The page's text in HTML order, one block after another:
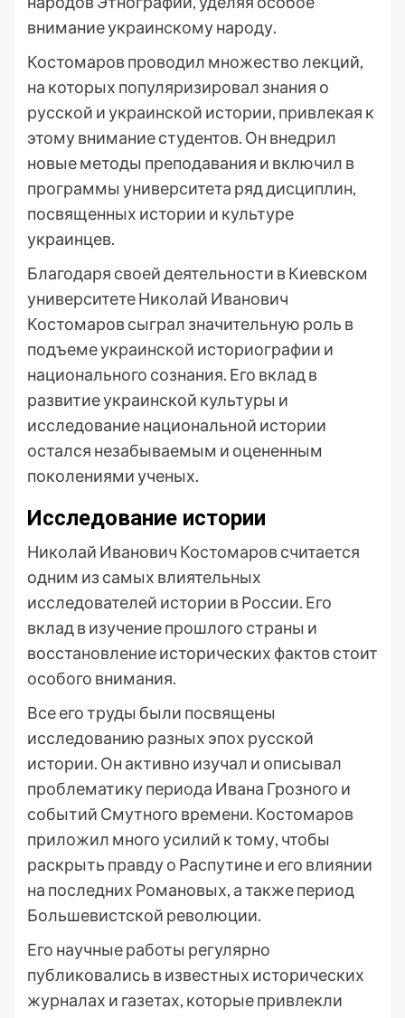
внимание украинскому народу.
Костомаров проводил множество лекций,
на которых популяризировал знания о
русской и украинской истории, привлекая к
этому внимание студентов. Он внедрил
новые методы преподавания и включил в
программы университета ряд дисциплин,
посвященных истории и культуре
украинцев.
Благодаря своей деятельности в Киевском
университете Николай Иванович
Костомаров сыграл значительную роль в
подъеме украинской историографии и
национального сознания. Его вклад в
развитие украинской культуры и
исследование национальной истории
остался незабываемым и оцененным
поколениями ученых.
Исследование истории
Николай Иванович Костомаров считается
одним из самых влиятельных
исследователей истории в России. Его
вклад в изучение прошлого страны и
восстановление исторических фактов стоит
особого внимания.
Все его труды были посвящены
исследованию разных эпох русской
истории. Он активно изучал и описывал
проблематику периода Ивана Грозного и
событий Смутного времени. Костомаров
приложил много усилий к тому, чтобы
раскрыть правду о Распутине и его влиянии
на последних Романовых, а также период
Большевистской революции.
Его научные работы регулярно
публиковались в известных исторических
журналах и газетах, которые привлекли